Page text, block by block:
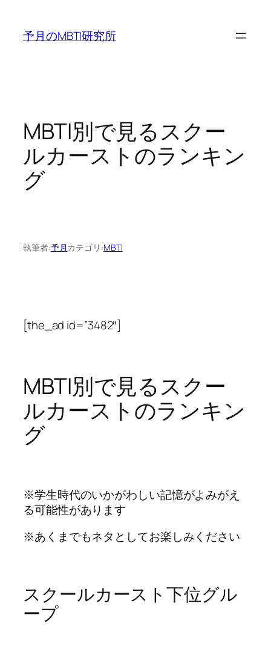
予月のMBTI研究所
MBTI別で見るスクー
ルカーストのランキン
グ
執筆者:予月 カテゴリ:MBTI
[the_ad id=”3482″]
MBTI別で見るスクー
ルカーストのランキン
グ
※学生時代のいかがわしい記憶がよみがえ
る可能性があります
※あくまでもネタとしてお楽しみください
スクールカースト下位グル
ープ